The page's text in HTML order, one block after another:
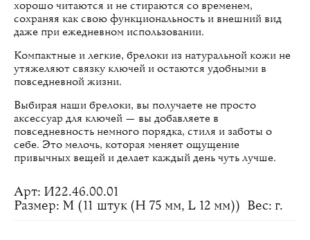
хорошо читаются и не стираются со временем,
сохраняя как свою функциональность и внешний вид
даже при ежедневном использовании.
Компактные и легкие, брелоки из натуральной кожи не
утяжеляют связку ключей и остаются удобными в
повседневной жизни.
Выбирая наши брелоки, вы получаете не просто
аксессуар для ключей — вы добавляете в
повседневность немного порядка, стиля и заботы о
себе. Это мелочь, которая меняет ощущение
привычных вещей и делает каждый день чуть лучше.
Арт: И22.46.00.01
Размер: M (11 штук (H 75 мм, L 12 мм)) Вес: г.